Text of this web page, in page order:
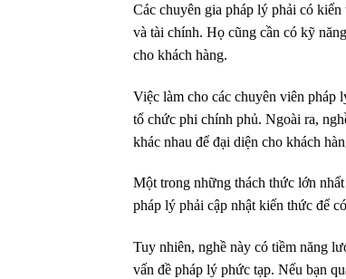
Các chuyên gia pháp lý phải có
và tài chính. Họ cũng cần có kỹ
cho khách hàng.
Việc làm cho các chuyên viên pháp
tổ chức phi chính phủ. Ngoài ra,
khác nhau để đại diện cho khách
Một trong những thách thức lớn
pháp lý phải cập nhật kiến thức để
Tuy nhiên, nghề này có tiềm năng
vấn đề pháp lý phức tạp. Nếu bạn